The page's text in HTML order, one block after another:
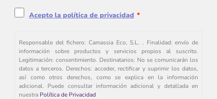
Acepto la política de privacidad *
Responsable del fichero: Camassia Eco, S.L. . Finalidad: envío de
información sobre productos y servicios propios al suscrito.
Legitimación: consentimiento. Destinatarios: No se comunicarán los
datos a terceros. Derechos: acceder, rectificar y suprimir los datos,
así como otros derechos, como se explica en la información
adicional. Puede consultar información adicional y detallada en
nuestra Política de Privacidad